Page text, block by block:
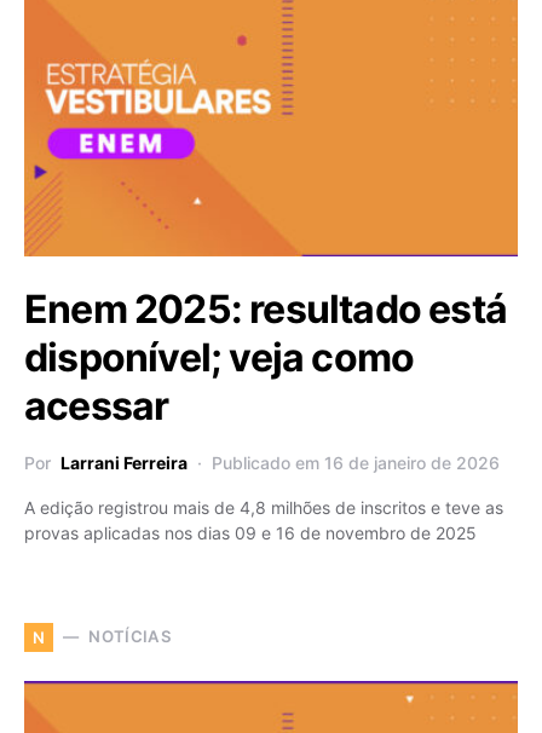
Enem 2025: resultado está
disponível; veja como
acessar
Por Larrani Ferreira Publicado em 16 de janeiro de 2026
A edição registrou mais de 4,8 milhões de inscritos e teve as
provas aplicadas nos dias 09 e 16 de novembro de 2025
N NOTÍCIAS